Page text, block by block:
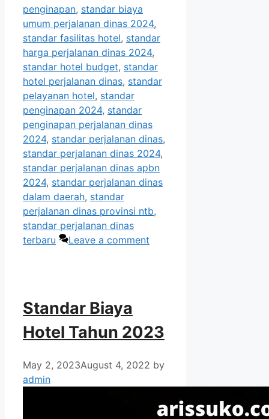
penginapan, standar biaya
umum perjalanan dinas 2024,
standar fasilitas hotel, standar
harga perjalanan dinas 2024,
standar hotel budget, standar
hotel perjalanan dinas, standar
pelayanan hotel, standar
penginapan 2024, standar
penginapan perjalanan dinas
2024, standar perjalanan dinas,
standar perjalanan dinas 2024,
standar perjalanan dinas apbn
2024, standar perjalanan dinas
dalam daerah, standar
perjalanan dinas provinsi ntb,
standar perjalanan dinas
terbaru
Leave a comment
Standar Biaya
Hotel Tahun 2023
May 2, 2023August 4, 2022 by
admin